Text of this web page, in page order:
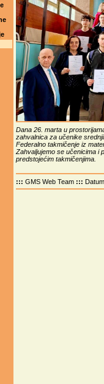
Dana 26. marta u
zahvalnica za učenike
Federalno takmičenje iz
Zahvaljujemo se učenicima i
predstojećim takmičenjima.
::: GMS Web Team :::